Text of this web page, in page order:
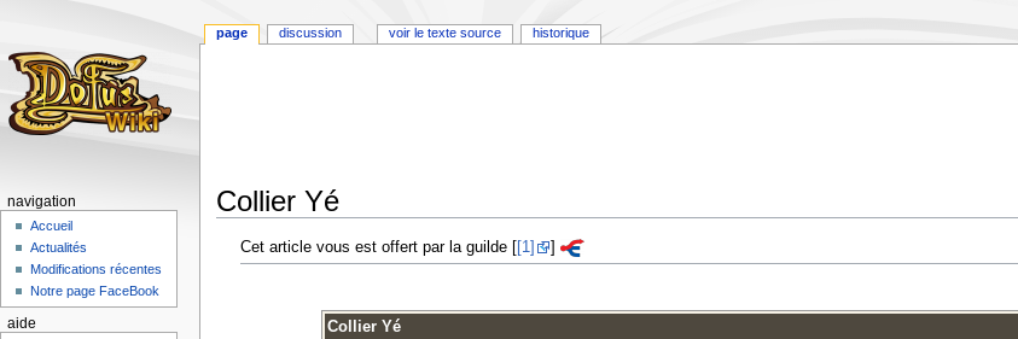
Collier Yé
Aller
AllerCet article vous est offert par la guilde [ [1] ]
Collier Yé
page discussion voir le texte source historique
navigation
Accueil
Actualités
Modifications récentes
Notre page FaceBook
aide